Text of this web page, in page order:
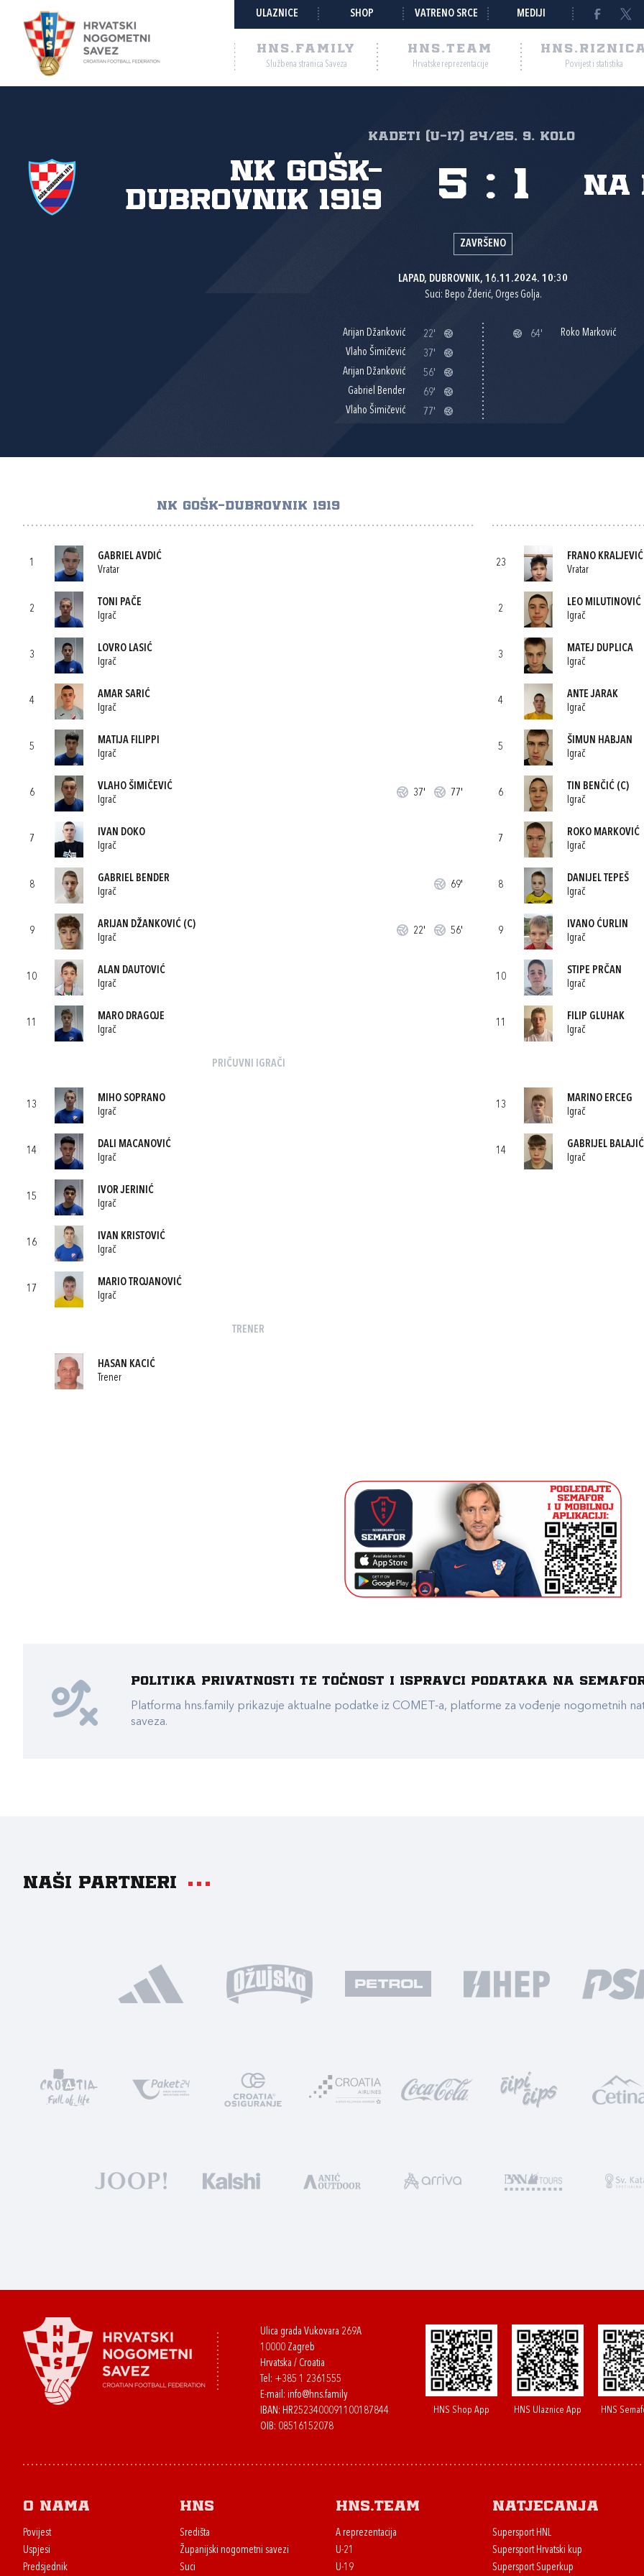
ULAZNICE SHOP VATRENO SRCE MEDIJI
HNS.FAMILY
Službena stranica Saveza
HNS.TEAM
Hrvatske reprezentacije Povijest i statistika
Kadeti (U-17) 24/25, 9. kolo
NK GOŠK-
Dubrovnik 1919
5 : 1
ZAVRŠENO
LAPAD, DUBROVNIK, 16.11.2024. 10:30
Suci: Bepo Žderić, Orges Golja.
Arijan Džanković
22'
Vlaho Šimičević
37'
Arijan Džanković
56'
Gabriel Bender
69'
Vlaho Šimičević
77'
64' Roko Marković
NK GOŠK-DUBROVNIK 1919
1
GABRIEL AVDIĆ
Vratar
2
TONI PAČE
Igrač
3
LOVRO LASIĆ
Igrač
4
AMAR SARIĆ
Igrač
5
MATIJA FILIPPI
Igrač
6
VLAHO ŠIMIČEVIĆ
Igrač
37' 77'
7
IVAN DOKO
Igrač
8
GABRIEL BENDER
Igrač
69'
9
ARIJAN DŽANKOVIĆ (C)
Igrač
22' 56'
10
ALAN DAUTOVIĆ
Igrač
11
MARO DRAGOJE
Igrač
PRIČUVNI IGRAČI
13
MIHO SOPRANO
Igrač
14
DALI MACANOVIĆ
Igrač
15
IVOR JERINIĆ
Igrač
16
IVAN KRISTOVIĆ
Igrač
17
MARIO TROJANOVIĆ
Igrač
TRENER
HASAN KACIĆ
Trener
23
FRANO KRALJEVIĆ
Vratar
2
LEO MILUTINOVIĆ
Igrač
3
MATEJ DUPLICA
Igrač
4
ANTE JARAK
Igrač
5
ŠIMUN HABJAN
Igrač
6
TIN BENČIĆ(C)
Igrač
7
ROKO MARKOVIĆ
Igrač
8
DANIJEL TEPEŠ
Igrač
9
IVANO ĆURLIN
Igrač
10
STIPE PRČAN
Igrač
11
FILIP GLUHAK
Igrač
13
MARINO ERCEG
Igrač
14
GABRIJEL BALAJIĆ
Igrač
Politika privatnosti te točnost i ispravci podataka na
Platforma hns.family prikazuje aktualne podatke iz COMET-a, platforme za vođenje nogometnih
saveza.
Naši partneri
Ulica grada Vukovara 269A
10000 Zagreb
Hrvatska / Croatia
Tel: +385 1 2361555
E-mail: info@hns.family
IBAN: HR2523400091100187844
OIB: 08516152078
HNS Shop App HNS Ulaznice App HNS
O nama
Povijest
Uspjesi
Predsjednik
HNS
Središta
Županijski nogometni savezi
Suci
HNS.team
A reprezentacija
U-21
U-19
Natjecanja
Supersport HNL
Supersport Hrvatski kup
Supersport Superkup